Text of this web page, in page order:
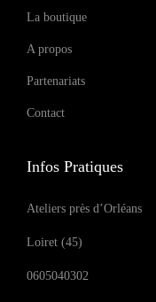
La boutique
A propos
Partenariats
Contact
Infos Pratiques
Ateliers près d’Orléans
Loiret (45)
0605040302